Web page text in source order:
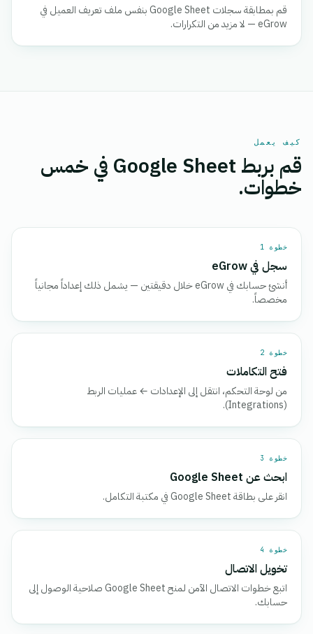
قم بمطابقة سجلات Google Sheet بنفس ملف تعريف العميل في
eGrow — لا مزيد من التكرارات.
كيف يعمل
قم بربط Google Sheet في خمس
خطوات.
خطوة 1
سجل في eGrow
أنشئ حسابك في eGrow خلال دقيقتين — يشمل ذلك إعداداً مجانياً
مخصصاً.
خطوة 2
فتح التكاملات
من لوحة التحكم، انتقل إلى الإعدادات ← عمليات الربط
(Integrations).
خطوة 3
ابحث عن Google Sheet
انقر على بطاقة Google Sheet في مكتبة التكامل.
خطوة 4
تخويل الاتصال
اتبع خطوات الاتصال الآمن لمنح Google Sheet صلاحية الوصول إلى
حسابك.